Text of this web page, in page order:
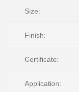
Size:
Finish:
Certificate:
Application: